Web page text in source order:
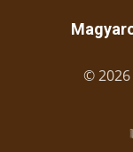
© 2026